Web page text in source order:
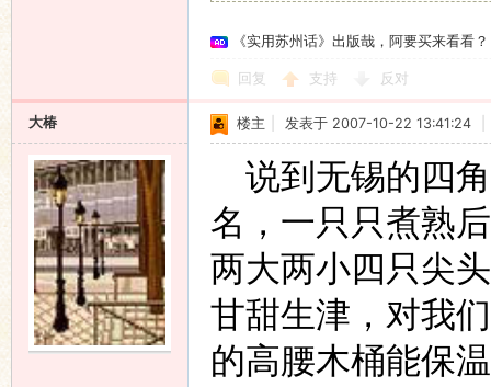
《实用苏州话》出版哉，阿要买来看看？
回复 支持 反对
大椿 楼主 发表于 2007-10-22 13:41:24
说到无锡的四
名，一只只煮熟
两大两小四只尖
甘甜生津，对我
的高腰木桶能保